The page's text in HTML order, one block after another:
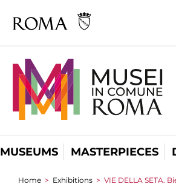
MUSEUMS MASTERPIECES
Home > Exhibitions > VIE DELLA SETA.